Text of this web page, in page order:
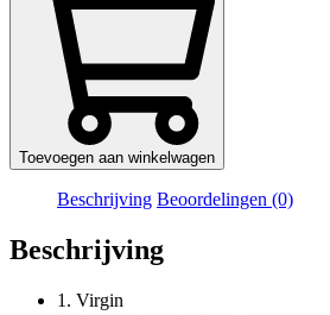
Toevoegen aan winkelwagen
Beschrijving Beoordelingen (0)
Beschrijving
1. Virgin